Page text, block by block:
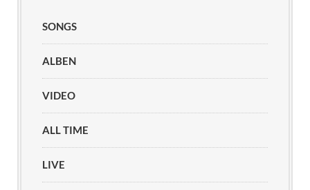
SONGS
ALBEN
VIDEO
ALL TIME
LIVE